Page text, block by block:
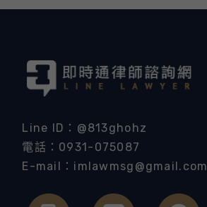
Line ID：@813ghohz
電話：0931-075087
E-mail：imlawmsg@gmail.com